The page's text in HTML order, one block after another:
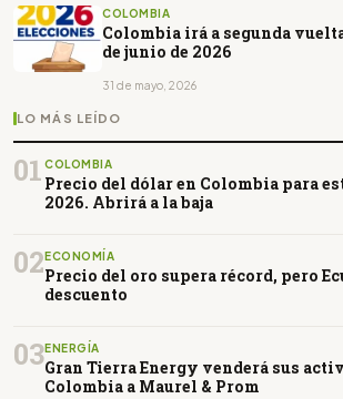
COLOMBIA
Colombia irá a segunda
de junio de 2026
31 de mayo, 2026
LO MÁS LEÍDO
01 COLOMBIA
Precio del dólar en Colombia para
2026. Abrirá a la baja
02 ECONOMÍA
Precio del oro supera récord, pero
descuento
03ENERGÍA
Gran Tierra Energy venderá sus
Colombia a Maurel & Prom